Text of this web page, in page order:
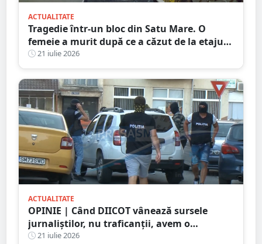
ACTUALITATE
Tragedie într-un bloc din Satu Mare. O
femeie a murit după ce a căzut de la etajul
al patrulea
21 iulie 2026
ACTUALITATE
OPINIE | Când DIICOT vânează sursele
jurnaliștilor, nu traficanții, avem o
problemă de democrație
21 iulie 2026